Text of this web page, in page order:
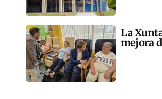
La
mejora